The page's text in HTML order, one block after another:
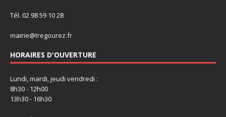
Tél. 02 98 59 10 28
mairie@tregourez.fr
HORAIRES D'OUVERTURE
Lundi, mardi, jeudi vendredi :
8h30 - 12h00
13h30 - 16h30